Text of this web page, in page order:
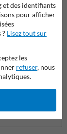
et des identifiants
pour afficher
? Lisez tout sur
les
refuser, nous